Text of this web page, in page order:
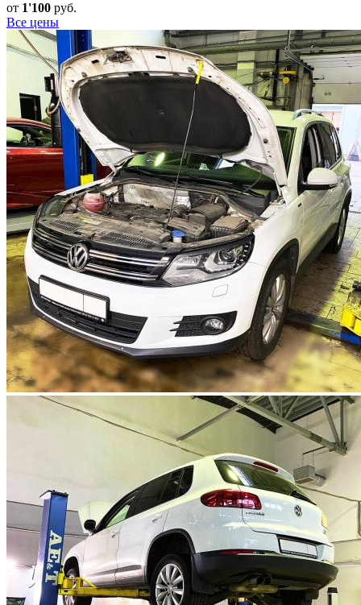
от 1'100 руб.
Все цены